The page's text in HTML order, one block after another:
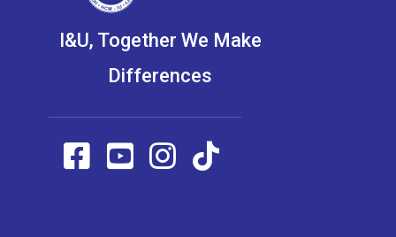
I&U, Together We Make
Differences